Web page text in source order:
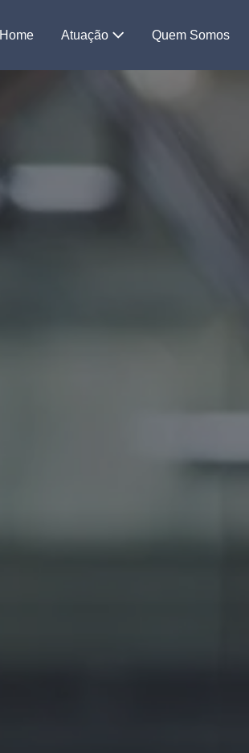
Home Atuação Quem Somos